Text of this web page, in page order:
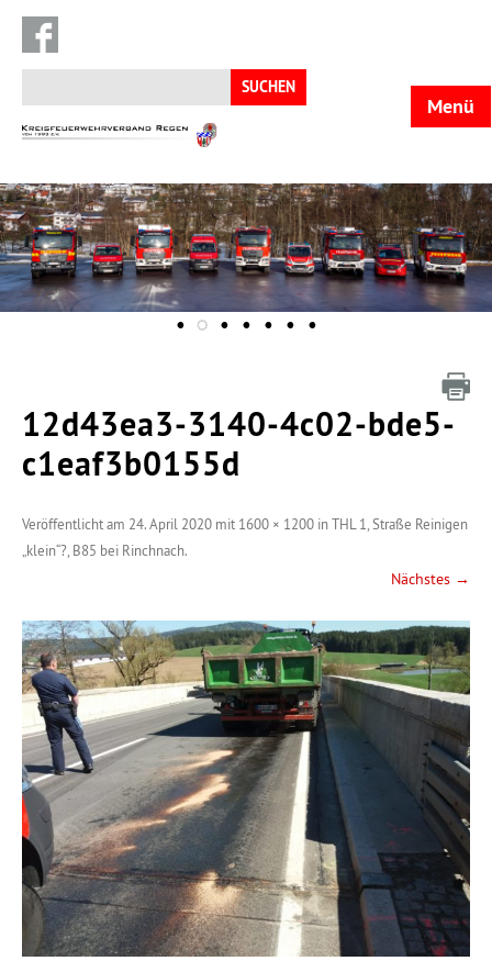
Suchen
nach:
KFV
Menü
12d43ea3-3140-4c02-bde5-
c1eaf3b0155d
Veröffentlicht am 24. April 2020 mit 1600 × 1200 inTHL 1, Straße Reinigen
„klein“?, B85 bei Rinchnach.
Nächstes →